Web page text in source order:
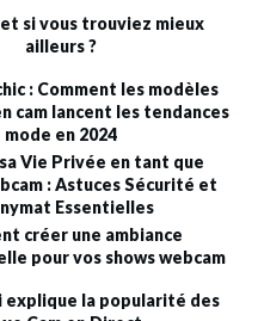
si vous trouviez mieux
ailleurs ?
: Comment les modèles
cam lancent les tendances
mode en 2024
Vie Privée en tant que
: Astuces Sécurité et
Essentielles
créer une ambiance
pour vos shows webcam
explique la popularité des